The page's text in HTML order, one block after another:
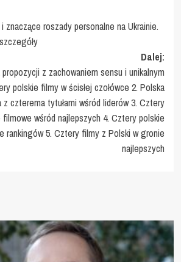
roszady personalne na Ukrainie.
Dalej:
z zachowaniem sensu i unikalnym
polskie filmy w ścisłej czołówce 2. Polska
czterema tytułami wśród liderów 3. Cztery
wśród najlepszych 4. Cztery polskie
rankingów 5. Cztery filmy z Polski w gronie
najlepszych